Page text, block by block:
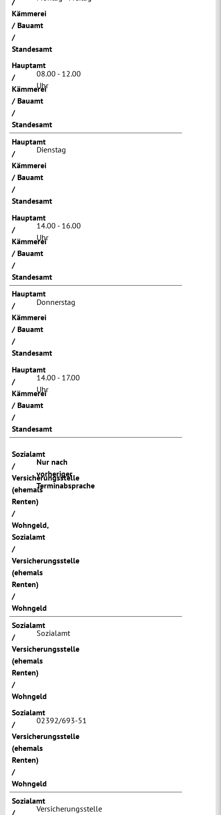
Kämmerei
/ Bauamt
/
Standesamt
Hauptamt
/
Kämmerei
/ Bauamt
/
Standesamt
08.00 - 12.00
Uhr
Hauptamt
/
Kämmerei
/ Bauamt
/
Standesamt
Dienstag
Hauptamt
/
Kämmerei
/ Bauamt
/
Standesamt
14.00 - 16.00
Uhr
Hauptamt
/
Kämmerei
/ Bauamt
/
Standesamt
Donnerstag
Hauptamt
/
Kämmerei
/ Bauamt
/
Standesamt
14.00 - 17.00
Uhr
Sozialamt
/
Versicherungsstelle
(ehemals
Renten)
/
Wohngeld,
Sozialamt
/
Versicherungsstelle
(ehemals
Renten)
/
Wohngeld
Nur nach
vorheriger
Terminabsprache
Sozialamt
/
Versicherungsstelle
(ehemals
Renten)
/
Wohngeld
Sozialamt
Sozialamt
/
Versicherungsstelle
(ehemals
Renten)
/
Wohngeld
02392/693-51
Sozialamt
/
Versicherungsstelle